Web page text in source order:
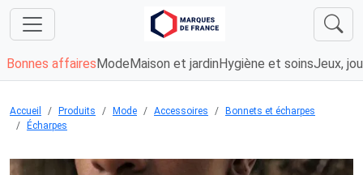
Bonnes affaires Mode Maison et jardin Hygiène et soinsJeux,
Accueil Produits Mode Accessoires
Bonnets et écharpes
Écharpes